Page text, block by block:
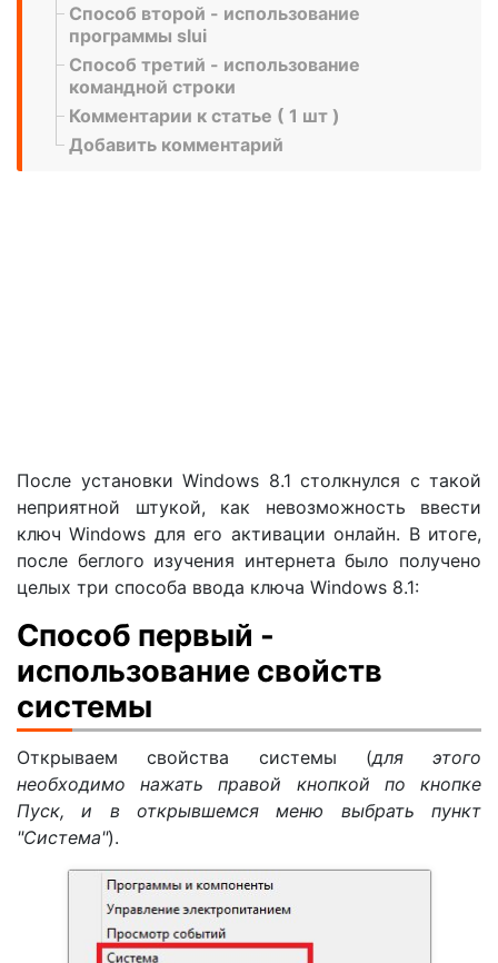
Способ второй - использование
программы slui
Способ третий - использование
командной строки
Комментарии к статье ( 1 шт )
Добавить комментарий
После установки Windows 8.1 столкнулся с такой
неприятной штукой, как невозможность ввести
ключ Windows для его активации онлайн. В итоге,
после беглого изучения интернета было получено
целых три способа ввода ключа Windows 8.1:
Способ первый -
использование свойств
системы
Открываем свойства системы (для этого
необходимо нажать правой кнопкой по кнопке
Пуск, и в открывшемся меню выбрать пункт
"Система").